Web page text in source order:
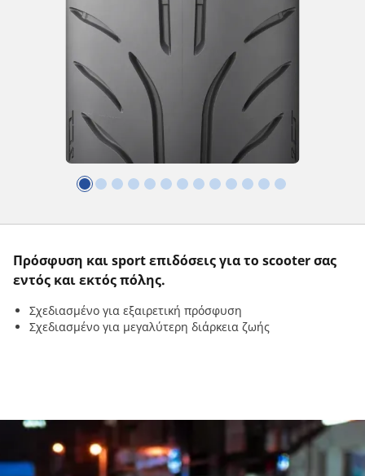
Πρόσφυση και sport επιδόσεις για το scooter σας
εντός και εκτός πόλης.
Σχεδιασμένο για εξαιρετική πρόσφυση
Σχεδιασμένο για μεγαλύτερη διάρκεια ζωής